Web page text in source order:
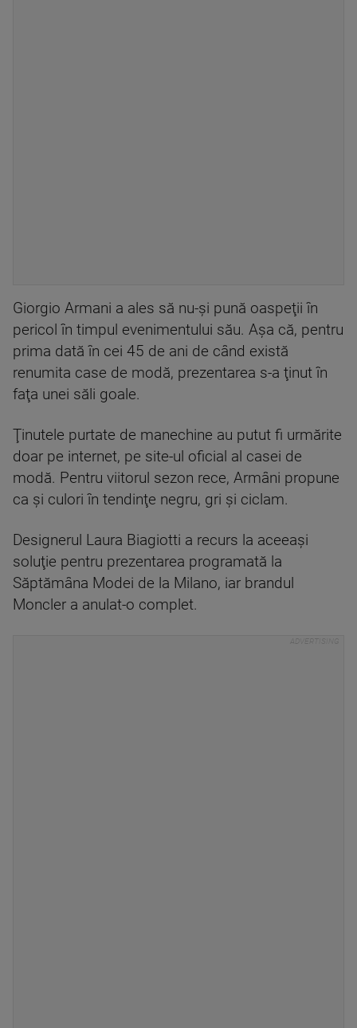
Giorgio Armani a ales să nu-şi pună oaspeţii în
pericol în timpul evenimentului său. Aşa că, pentru
prima dată în cei 45 de ani de când există
renumita case de modă, prezentarea s-a ţinut în
faţa unei săli goale.
Ţinutele purtate de manechine au putut fi urmărite
doar pe internet, pe site-ul oficial al casei de
modă. Pentru viitorul sezon rece, Armâni propune
ca şi culori în tendinţe negru, gri şi ciclam.
Designerul Laura Biagiotti a recurs la aceeaşi
soluţie pentru prezentarea programată la
Săptămâna Modei de la Milano, iar brandul
Moncler a anulat-o complet.